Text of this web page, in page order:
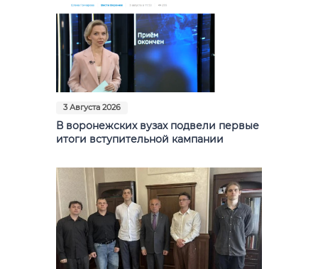
3 Августа 2026
В воронежских вузах подвели первые
итоги вступительной кампании